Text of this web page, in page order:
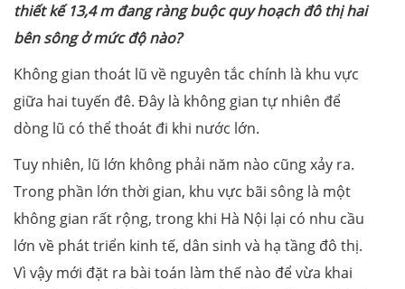
thiết kế 13,4 m đang ràng buộc quy hoạch đô thị hai
bên sông ở mức độ nào?
Không gian thoát lũ về nguyên tắc chính là khu vực
giữa hai tuyến đê. Đây là không gian tự nhiên để
dòng lũ có thể thoát đi khi nước lớn.
Tuy nhiên, lũ lớn không phải năm nào cũng xảy ra.
Trong phần lớn thời gian, khu vực bãi sông là một
không gian rất rộng, trong khi Hà Nội lại có nhu cầu
lớn về phát triển kinh tế, dân sinh và hạ tầng đô thị.
Vì vậy mới đặt ra bài toán làm thế nào để vừa khai